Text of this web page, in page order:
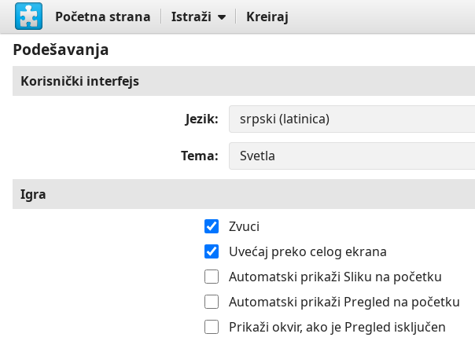
Početna strana Istraži Kreiraj
Podešavanja
Korisnički interfejs
Jezik
Tema
Igra
Zvuci
Uvećaj preko celog ekrana
Automatski prikaži Sliku na početku
Automatski prikaži Pregled na početku
Prikaži okvir, ako je Pregled isključen